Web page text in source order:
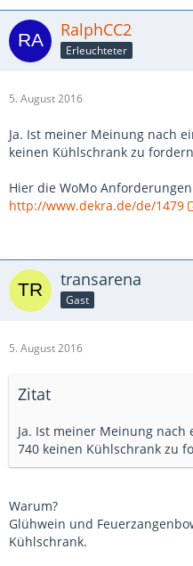
RalphCC2
Erleuchteter
5. August 2016
Ja. Ist meiner Meinung nach
keinen Kühlschrank zu
Hier die WoMo Anforderungen
http://www.dekra.de/de/1479
transarena
Gast
5. August 2016
Zitat
Ja. Ist meiner Meinung nach
740 keinen Kühlschrank zu
Warum?
Glühwein und
Kühlschrank.